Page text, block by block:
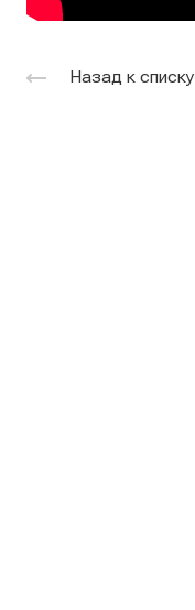
Назад к списку